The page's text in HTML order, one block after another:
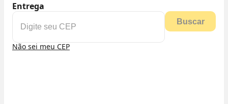
Entrega
Buscar
Não sei meu CEP